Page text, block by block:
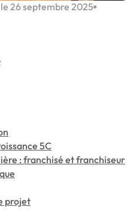
26 septembre 2025
5C
: franchisé et franchiseur
projet